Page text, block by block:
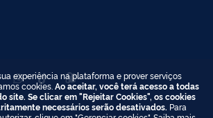
experiência na plataforma e prover serviços
cookies. Ao aceitar, você terá acesso a todas
site. Se clicar em "Rejeitar Cookies", os cookies
necessários serão desativados. Para